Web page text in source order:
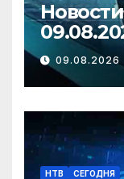
09.08.2026
НТВ СЕГОДНЯ